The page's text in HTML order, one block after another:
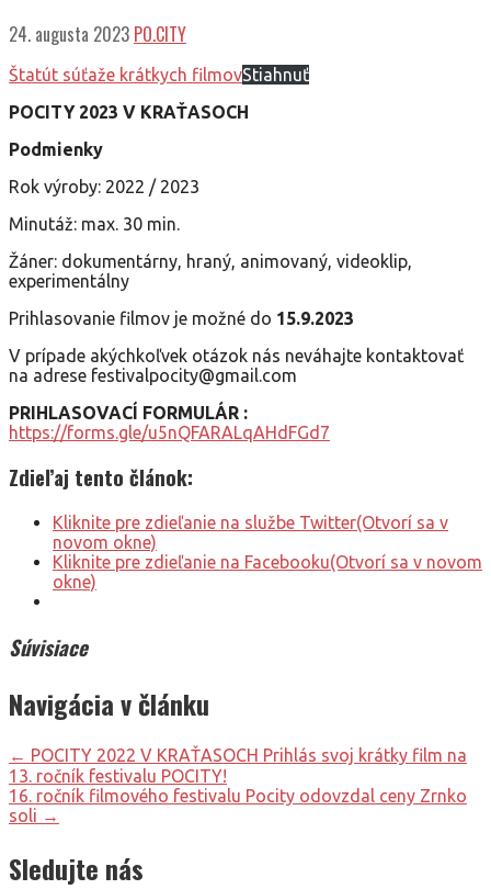
24. augusta 2023 PO.CITY
Štatút súťaže krátkych filmovStiahnuť
POCITY 2023 V KRAŤASOCH
Podmienky
Rok výroby: 2022 / 2023
Minutáž: max. 30 min.
Žáner: dokumentárny, hraný, animovaný, videoklip,
experimentálny
Prihlasovanie filmov je možné do 15.9.2023
V prípade akýchkoľvek otázok nás neváhajte kontaktovať
na adrese festivalpocity@gmail.com
PRIHLASOVACÍ FORMULÁR :
https://forms.gle/u5nQFARALqAHdFGd7
Zdieľaj tento článok:
Kliknite pre zdieľanie na službe Twitter(Otvorí sa v
novom okne)
Kliknite pre zdieľanie na Facebooku(Otvorí sa v novom
okne)
Súvisiace
Navigácia v článku
← POCITY 2022 V KRAŤASOCH Prihlás svoj krátky film na
13. ročník festivalu POCITY!
16. ročník filmového festivalu Pocity odovzdal ceny Zrnko
soli →
Sledujte nás